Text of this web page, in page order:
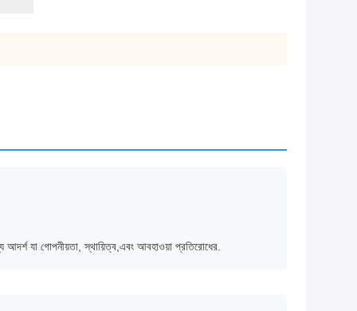
আদর্শ যা গোপনীয়তা, স্থায়িত্ব,এবং আবহাওয়া প্রতিরোধের.